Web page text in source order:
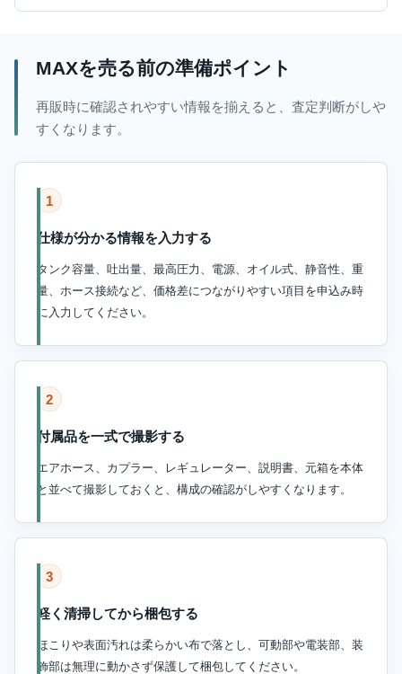
MAXを売る前の準備ポイント
再販時に確認されやすい情報を揃えると、査定判断がしや
すくなります。
1
仕様が分かる情報を入力する
タンク容量、吐出量、最高圧力、電源、オイル式、静音性、重
量、ホース接続など、価格差につながりやすい項目を申込み時
に入力してください。
2
付属品を一式で撮影する
エアホース、カプラー、レギュレーター、説明書、元箱を本体
と並べて撮影しておくと、構成の確認がしやすくなります。
3
軽く清掃してから梱包する
ほこりや表面汚れは柔らかい布で落とし、可動部や電装部、装
飾部は無理に動かさず保護して梱包してください。